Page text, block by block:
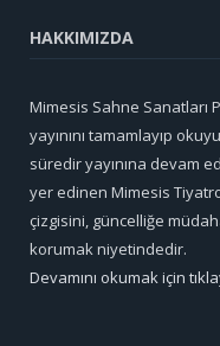
HAKKIMIZDA
Mimesis Sahne Sanatları
yayınını tamamlayıp
süredir yayınına devam
yer edinen Mimesis
çizgisini, güncelliğe
korumak niyetindedir.
Devamını okumak için